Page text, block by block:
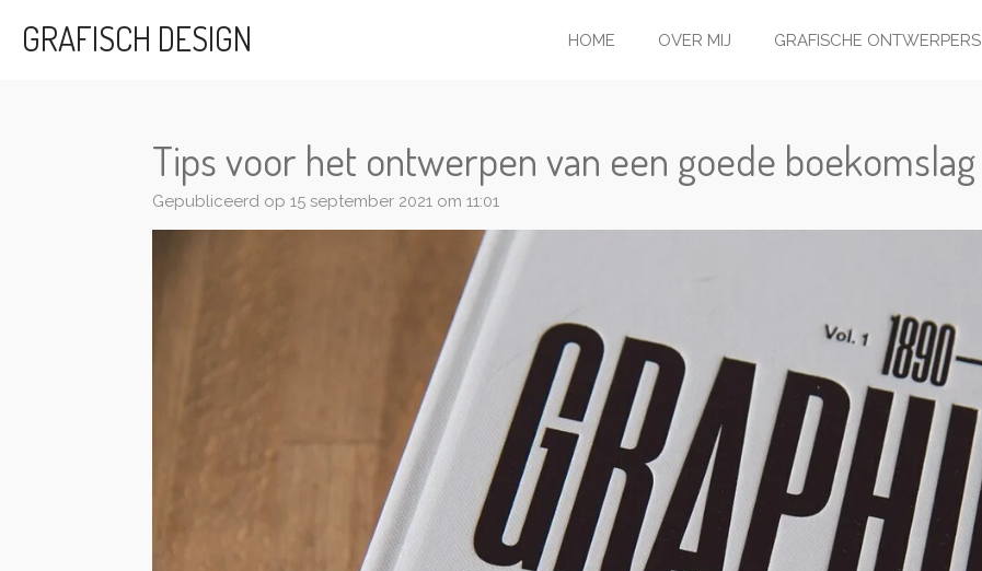
direct
GRAFISCH DESIGN HOME OVER MIJ GRAFISCHE ONTWERPERS
Tips voor het ontwerpen van een goede boekomslag
Gepubliceerd op 15 september 2021 om 11:01